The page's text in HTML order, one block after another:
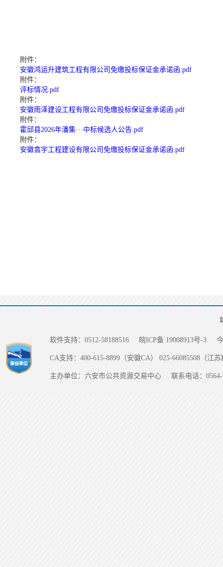
附件：
安徽鸿运升建筑工程有限公司免缴投标保证金承诺函.pdf
附件：
评标情况.pdf
附件：
安徽雨泽建设工程有限公司免缴投标保证金承诺函.pdf
附件：
霍邱县2026年潘集···中标候选人公告.pdf
附件：
安徽翕宇工程建设有限公司免缴投标保证金承诺函.pdf
软件支持：0512-58188516 皖ICP备 19008913号-3
CA支持：400-615-8899（安徽CA） 025-66085508（江
主办单位：六安市公共资源交易中心 联系电话：0564-